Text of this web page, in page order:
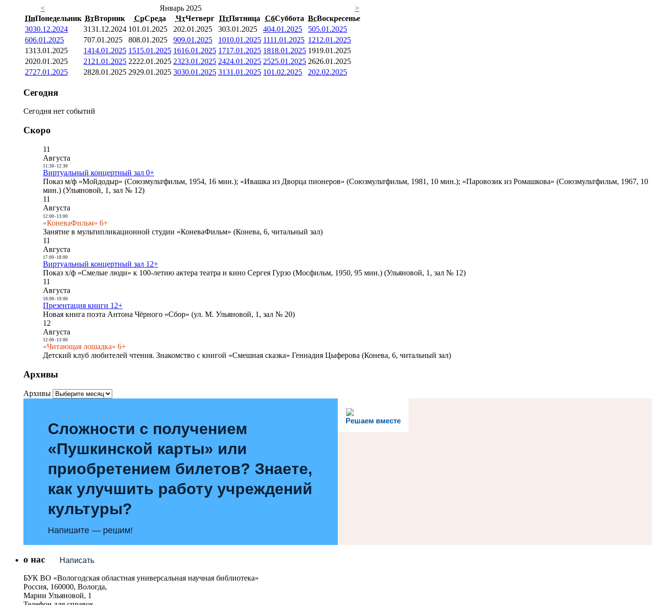
<
Январь 2025
>
ПнПонедельник ВтВторник СрСреда ЧтЧетверг ПтПятница СбСуббота ВсВоскресенье
3030.12.2024 3131.12.2024 101.01.2025 202.01.2025 303.01.2025 404.01.2025 505.01.2025
606.01.2025 707.01.2025 808.01.2025 909.01.2025 1010.01.2025 1111.01.2025 1212.01.2025
1313.01.2025 1414.01.2025 1515.01.2025 1616.01.2025 1717.01.2025 1818.01.2025 1919.01.2025
2020.01.2025 21 21.01.2025 2222.01.2025 2323.01.2025 2424.01.2025 2525.01.2025 2626.01.2025
2727.01.2025 2828.01.2025 2929.01.2025 3030.01.2025 3131.01.2025 101.02.2025 202.02.2025
Сегодня
Сегодня нет событий
Скоро
11
Августа
11:30- 12:30
Виртуальный концертный зал 0+
Показ м/ф «Мойдодыр» (Союзмультфильм, 1954, 16 мин.); «Ивашка из Дворца пионеров» (Союзмультфильм, 1981, 10 мин.); «Паровозик из Ромашкова» (Союзмультфильм, 1967, 10
мин.) (Ульяновой, 1, зал № 12)
11
Августа
12:00- 13:00
«КоневаФильм» 6+
Занятие в мультипликационной студии «КоневаФильм» (Конева, 6, читальный зал)
11
Августа
17:00- 18:00
Виртуальный концертный зал 12+
Показ х/ф «Смелые люди» к 100-летию актера театра и кино Сергея Гурзо (Мосфильм, 1950, 95 мин.) (Ульяновой, 1, зал № 12)
11
Августа
18:00- 19:00
Презентация книги 12+
Новая книга поэта Антона Чёрного «Сбор» (ул. М. Ульяновой, 1, зал № 20)
12
Августа
12:00- 13:00
«Читающая лошадка» 6+
Детский клуб любителей чтения. Знакомство с книгой «Смешная сказка» Геннадия Цыферова (Конева, 6, читальный зал)
Архивы
Архивы
Решаем вместе
Сложности с получением
«Пушкинской карты» или
приобретением билетов? Знаете,
как улучшить работу учреждений
культуры?
Напишите — решим!
Написать
о нас
БУК ВО «Вологодская областная универсальная научная библиотека»
Россия, 160000, Вологда,
Марии Ульяновой, 1